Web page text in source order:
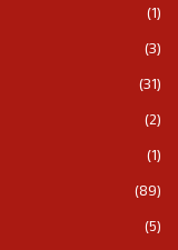
(1)
(3)
(31)
(2)
(1)
(89)
(5)